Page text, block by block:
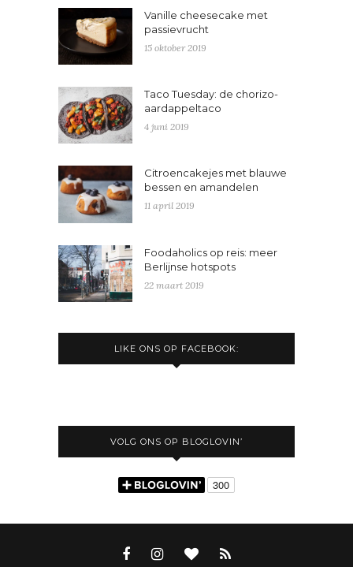
Vanille cheesecake met
passievrucht
15 oktober 2019
Taco Tuesday: de chorizo-
aardappeltaco
4 juni 2019
Citroencakejes met blauwe
bessen en amandelen
11 april 2019
Foodaholics op reis: meer
Berlijnse hotspots
22 maart 2019
LIKE ONS OP FACEBOOK:
VOLG ONS OP BLOGLOVIN’